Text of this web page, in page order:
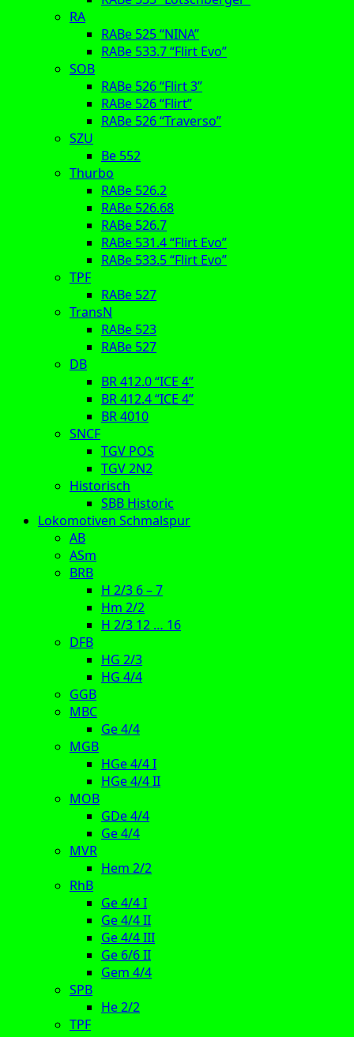
RA
RABe 525 “NINA”
RABe 533.7 “Flirt Evo”
SOB
RABe 526 “Flirt 3”
RABe 526 “Flirt”
RABe 526 “Traverso”
SZU
Be 552
Thurbo
RABe 526.2
RABe 526.68
RABe 526.7
RABe 531.4 “Flirt Evo”
RABe 533.5 “Flirt Evo”
TPF
RABe 527
TransN
RABe 523
RABe 527
DB
BR 412.0 “ICE 4”
BR 412.4 “ICE 4”
BR 4010
SNCF
TGV POS
TGV 2N2
Historisch
SBB Historic
Lokomotiven Schmalspur
AB
ASm
BRB
H 2/3 6 – 7
Hm 2/2
H 2/3 12 … 16
DFB
HG 2/3
HG 4/4
GGB
MBC
Ge 4/4
MGB
HGe 4/4 I
HGe 4/4 II
MOB
GDe 4/4
Ge 4/4
MVR
Hem 2/2
RhB
Ge 4/4 I
Ge 4/4 II
Ge 4/4 III
Ge 6/6 II
Gem 4/4
SPB
He 2/2
TPF